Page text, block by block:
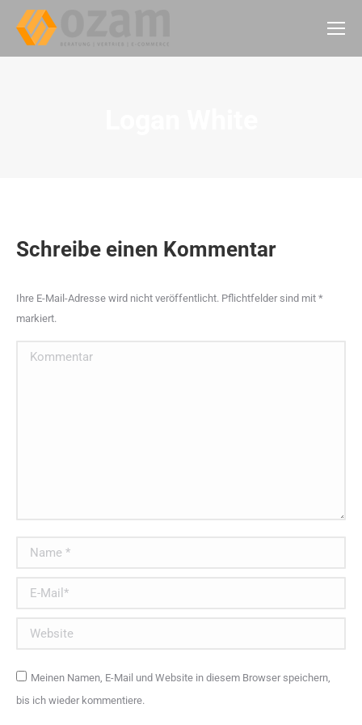
Schreibe einen Kommentar
Ihre E-Mail-Adresse wird nicht veröffentlicht. Pflichtfelder sind mit *
markiert.
Kommentar
Name *
E-Mail *
Website
Meinen Namen, E-Mail und Website in diesem Browser speichern,
bis ich wieder kommentiere.